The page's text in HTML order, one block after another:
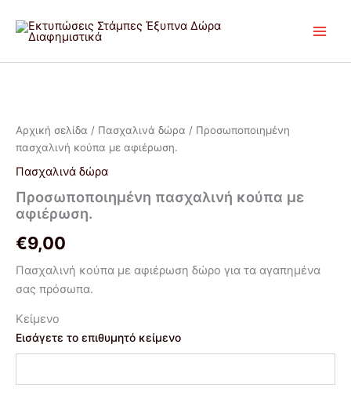
στο
περιεχόμενο
Αρχική σελίδα / Πασχαλινά δώρα / Προσωποποιημένη
πασχαλινή κούπα με αφιέρωση.
Πασχαλινά δώρα
Προσωποποιημένη πασχαλινή κούπα με
αφιέρωση.
€9,00
Πασχαλινή κούπα με αφιέρωση δώρο για τα αγαπημένα
σας πρόσωπα.
Κείμενο
Εισάγετε το επιθυμητό κείμενο
με
αφιέρωση.
ποσότητα